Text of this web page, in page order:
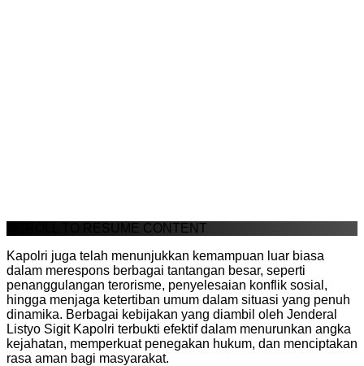
SCROLL TO RESUME CONTENT
Kapolri juga telah menunjukkan kemampuan luar biasa
dalam merespons berbagai tantangan besar, seperti
penanggulangan terorisme, penyelesaian konflik sosial,
hingga menjaga ketertiban umum dalam situasi yang penuh
dinamika. Berbagai kebijakan yang diambil oleh Jenderal
Listyo Sigit Kapolri terbukti efektif dalam menurunkan angka
kejahatan, memperkuat penegakan hukum, dan menciptakan
rasa aman bagi masyarakat.